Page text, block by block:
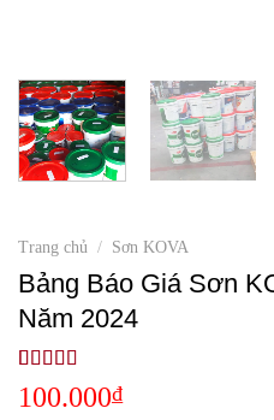
Trang chủ / Sơn KOVA
Bảng Báo Giá Sơn
Năm 2024
5.00trên 5
dựa trên
1
100.000₫